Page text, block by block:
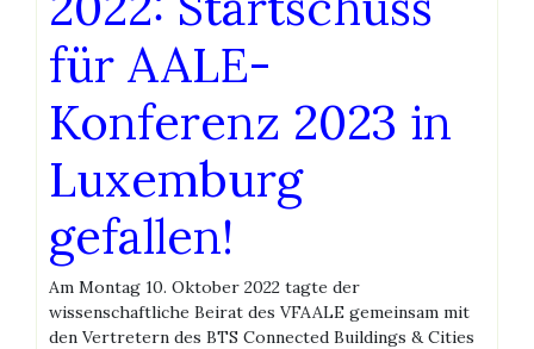
für AALE-
Konferenz 2023 in
Luxemburg
gefallen!
Am Montag 10. Oktober 2022 tagte der
wissenschaftliche Beirat des VFAALE gemeinsam mit
den Vertretern des BTS Connected Buildings & Cities